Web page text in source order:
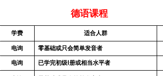
德语课程
学费 适合人群
电询 零基础或只会简单发音者
电询 已学完初级Ⅰ册或相当水平者